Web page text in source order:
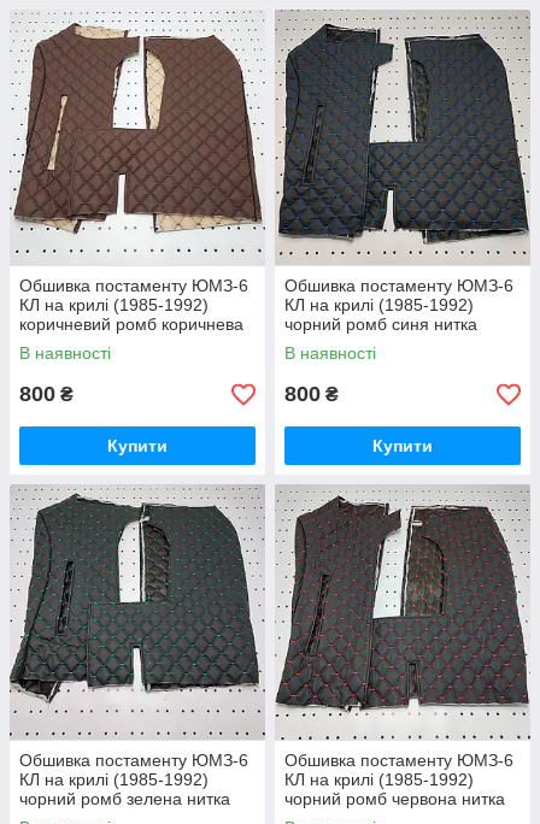
Обшивка постаменту ЮМЗ-6
КЛ на крилі (1985-1992)
коричневий ромб коричнева
нитка
В наявності
800 ₴
Купити
Обшивка постаменту ЮМЗ-6
КЛ на крилі (1985-1992)
чорний ромб синя нитка
В наявності
800 ₴
Купити
Обшивка постаменту ЮМЗ-6
КЛ на крилі (1985-1992)
чорний ромб зелена нитка
Обшивка постаменту ЮМЗ-6
КЛ на крилі (1985-1992)
чорний ромб червона нитка